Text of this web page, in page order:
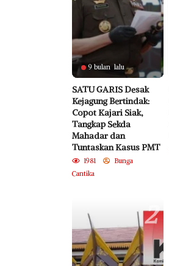
9 bulan lalu
SATU GARIS Desak
Kejagung Bertindak:
Copot Kajari Siak,
Tangkap Sekda
Mahadar dan
Tuntaskan Kasus PMT
1981
Bunga
Cantika
2